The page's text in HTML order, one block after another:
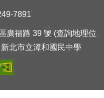
7891
廣福路 39 號 (查詢地理位
北市立漳和國民中學